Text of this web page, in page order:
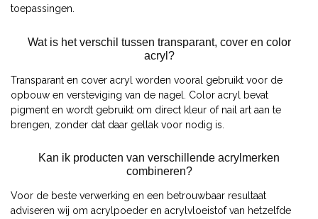
toepassingen.
Wat is het verschil tussen transparant, cover en color
acryl?
Transparant en cover acryl worden vooral gebruikt voor de
opbouw en versteviging van de nagel. Color acryl bevat
pigment en wordt gebruikt om direct kleur of nail art aan te
brengen, zonder dat daar gellak voor nodig is.
Kan ik producten van verschillende acrylmerken
combineren?
Voor de beste verwerking en een betrouwbaar resultaat
adviseren wij om acrylpoeder en acrylvloeistof van hetzelfde